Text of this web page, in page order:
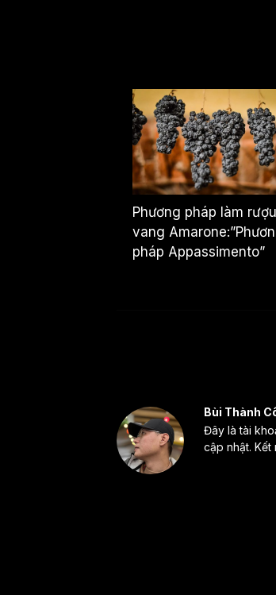
Phương pháp làm rượu
vang
pháp Appassimento”
Bùi Thành
Đây là tài
cập nhật. Kết